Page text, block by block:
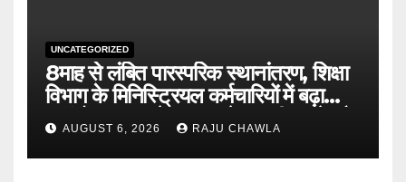
UNCATEGORIZED
8माह से लंबित पारस्परिक स्थानांतरण, शिक्षा
विभाग के मिनिस्ट्रियल कर्मचारियों में बढ़ा
असंतोष शासन से जल्द आदेश जारी करने और
विलंब का कारण बताने की मांग
AUGUST 6, 2026 RAJU CHAWLA